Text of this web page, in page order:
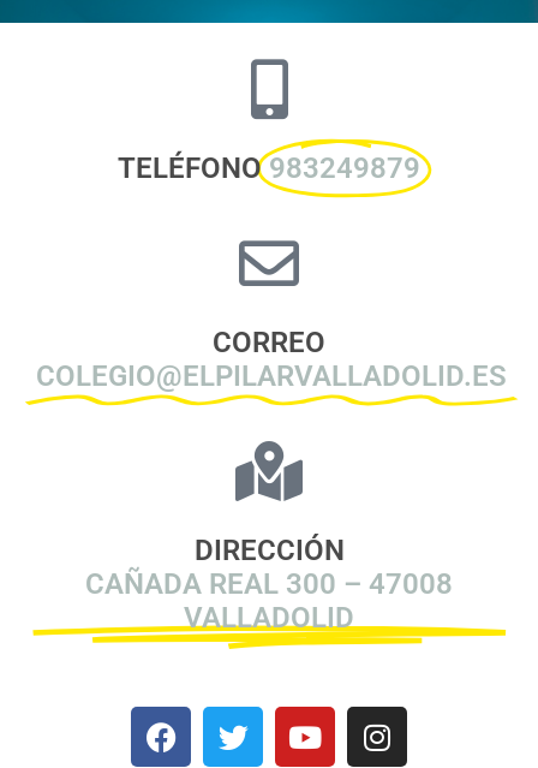
TELÉFONO 983249879
CORREO
COLEGIO@ELPILARVALLADOLID.ES
DIRECCIÓN
CAÑADA REAL 300 – 47008
VALLADOLID